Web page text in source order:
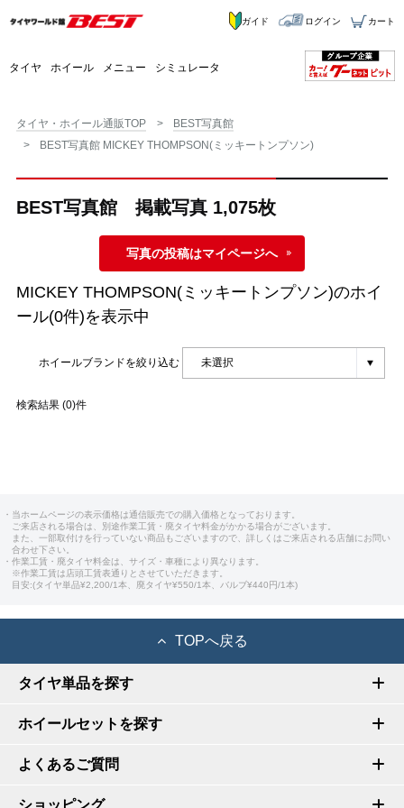
タイヤ ホイール メニュー シミュレータ
ガイド ログイン カート
タイヤ・ホイール通販TOP
BEST写真館
BEST写真館 MICKEY THOMPSON(ミッキートンプソン)
BEST写真館 掲載写真 1,075枚
写真の投稿はマイページへ
MICKEY THOMPSON(ミッキートンプソン)のホイ
ール(0件)を表示中
ホイールブランドを絞り込む
検索結果 (0)件
・当ホームページの表示価格は通信販売での購入価格となっております。
ご来店される場合は、別途作業工賃・廃タイヤ料金がかかる場合がございます。
また、一部取付けを行っていない商品もございますので、詳しくはご来店される店舗にお問い
合わせ下さい。
・作業工賃・廃タイヤ料金は、サイズ・車種により異なります。
※作業工賃は店頭工賃表通りとさせていただきます。
目安:(タイヤ単品¥2,200/1本、廃タイヤ¥550/1本、バルブ¥440円/1本)
TOPへ戻る
タイヤ単品を探す
ホイールセットを探す
よくあるご質問
ショッピング